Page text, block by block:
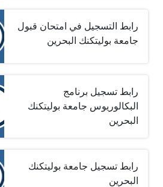
رابط التسجيل في امتحان قبول
جامعة بوليتكنك البحرين
رابط تسجيل برنامج
البكالوريوس جامعة بوليتكنك
البحرين
رابط تسجيل جامعة بوليتكنك
البحرين